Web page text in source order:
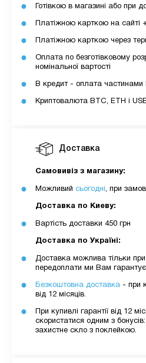
Для оформлення
мати відкритий ліміт для
вашому доступному ліміту
З боку ПУМБ немає жодних
чи прихованих платежів.
Доставка
Самовивіз з магазину:
Можливий сьогодні, при
Доставка по Киеву:
Вартість доставки 450 грн
Доставка по Україні:
Доставка можлива тільки при
передоплати ми Вам
Безкоштовна доставка - при
від 12 місяців.
При купивлі гарантії від 12
скористатися одним з
захистне скло з поклейкою.
Готівкою в магазині або при
Платіжною карткою на сайті
Платіжною карткою через
Оплата по безготівковому
номінальної вартості
В кредит - оплата
Криптовалюта BTC, ETH і